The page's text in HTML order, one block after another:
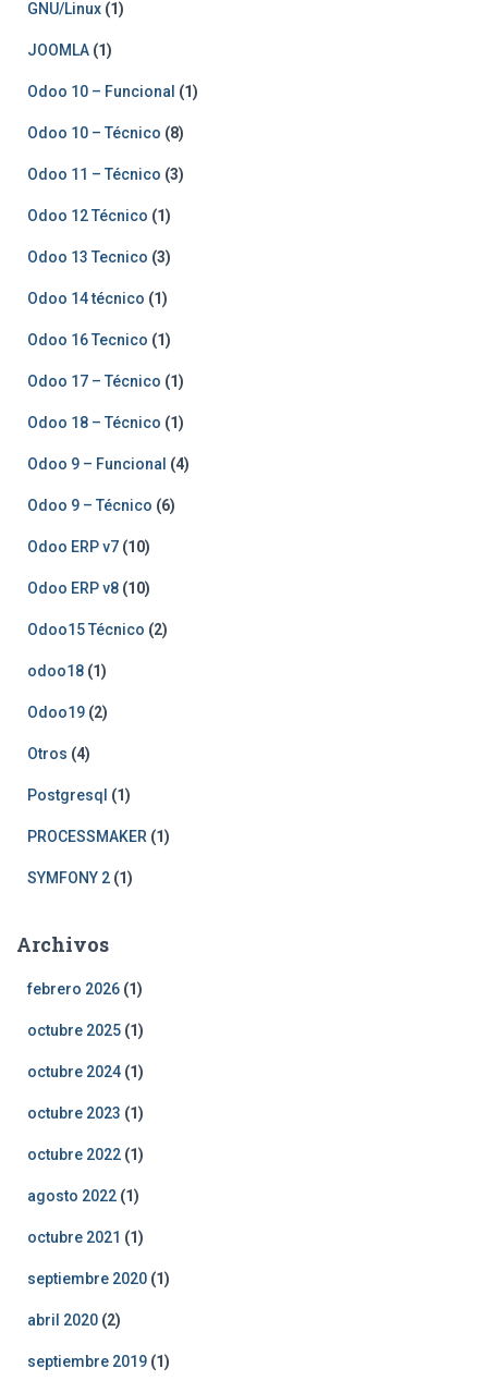
GNU/Linux (1)
JOOMLA (1)
Odoo 10 – Funcional (1)
Odoo 10 – Técnico (8)
Odoo 11 – Técnico (3)
Odoo 12 Técnico (1)
Odoo 13 Tecnico (3)
Odoo 14 técnico (1)
Odoo 16 Tecnico (1)
Odoo 17 – Técnico (1)
Odoo 18 – Técnico (1)
Odoo 9 – Funcional (4)
Odoo 9 – Técnico (6)
Odoo ERP v7 (10)
Odoo ERP v8 (10)
Odoo15 Técnico (2)
odoo18 (1)
Odoo19 (2)
Otros (4)
Postgresql (1)
PROCESSMAKER (1)
SYMFONY 2 (1)
Archivos
febrero 2026 (1)
octubre 2025 (1)
octubre 2024 (1)
octubre 2023 (1)
octubre 2022 (1)
agosto 2022 (1)
octubre 2021 (1)
septiembre 2020 (1)
abril 2020 (2)
septiembre 2019 (1)